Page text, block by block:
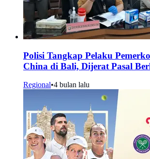
Polisi Tangkap Pelaku
China di Bali, Dijerat Pasal
Regional•4 bulan lalu